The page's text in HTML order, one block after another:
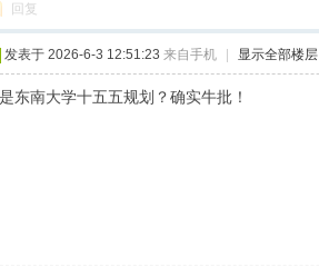
回复
发表于 2026-6-3 12:51:23 来自手机 显示全部楼层
东南大学十五五规划？确实牛批！